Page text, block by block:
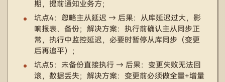
期，提前通知业务方；
坑点4：忽略主从延迟 → 后果：从库延迟过大，影
响报表、备份；解决方案：执行前确认主从同步正
常，执行中监控延迟，必要时暂停从库同步（变更
后再追平）；
坑点5：未备份直接执行 → 后果：变更失败无法回
滚，数据丢失；解决方案：变更前必须做全量+增量